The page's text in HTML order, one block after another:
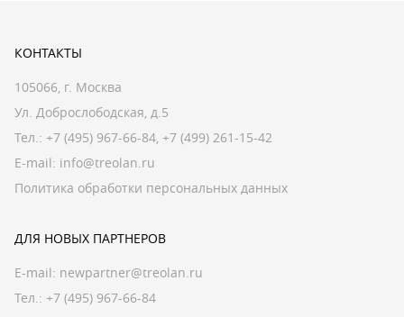
КОНТАКТЫ
105066, г. Москва
Ул. Доброслободская, д.5
Тел.: +7 (495) 967-66-84, +7 (499) 261-15-42
E-mail: info@treolan.ru
Политика обработки персональных данных
ДЛЯ НОВЫХ ПАРТНЕРОВ
E-mail: newpartner@treolan.ru
Тел.: +7 (495) 967-66-84